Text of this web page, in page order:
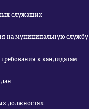
служащих
на муниципальную службу
к кандидатам
должностях